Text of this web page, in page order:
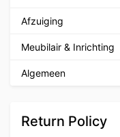
Afzuiging
Meubilair & Inrichting
Algemeen
Return Policy